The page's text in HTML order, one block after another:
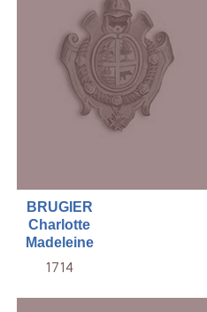
BRUGIER
Charlotte
Madeleine
1714